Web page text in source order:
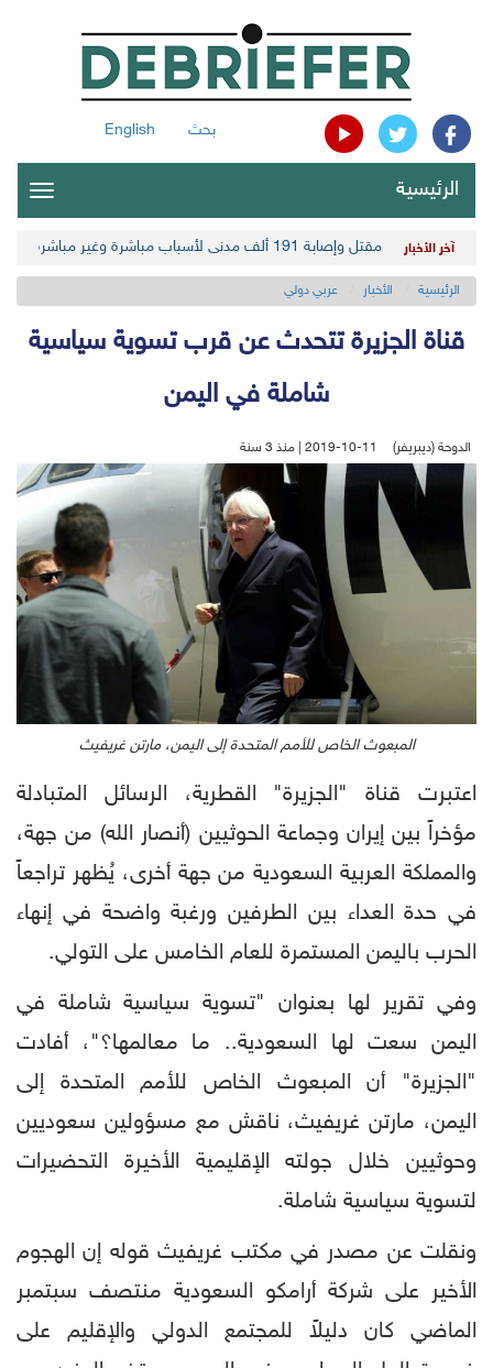
بحث English
الرئيسية
آخر الأخبار مقتل وإصابة 191 ألف مدني لأسباب مباشرة وغير مباشرة في أحدث حصيلة حوثية
الرئيسية الأخبار عربي دولي
قناة الجزيرة تتحدث عن قرب تسوية سياسية
شاملة في اليمن
الدوحة (ديبريفر) 2019-10-11 | منذ 3 سنة
المبعوث الخاص للأمم المتحدة إلى اليمن، مارتن غريفيث
اعتبرت قناة "الجزيرة" القطرية، الرسائل المتبادلة
مؤخراً بين إيران وجماعة الحوثيين (أنصار الله) من جهة،
والمملكة العربية السعودية من جهة أخرى، يُظهر تراجعاً
في حدة العداء بين الطرفين ورغبة واضحة في إنهاء
الحرب باليمن المستمرة للعام الخامس على التولي.
وفي تقرير لها بعنوان "تسوية سياسية شاملة في
اليمن سعت لها السعودية.. ما معالمها؟"، أفادت
"الجزيرة" أن المبعوث الخاص للأمم المتحدة إلى
اليمن، مارتن غريفيث، ناقش مع مسؤولين سعوديين
وحوثيين خلال جولته الإقليمية الأخيرة التحضيرات
لتسوية سياسية شاملة.
ونقلت عن مصدر في مكتب غريفيث قوله إن الهجوم
الأخير على شركة أرامكو السعودية منتصف سبتمبر
الماضي كان دليلاً للمجتمع الدولي والإقليم على